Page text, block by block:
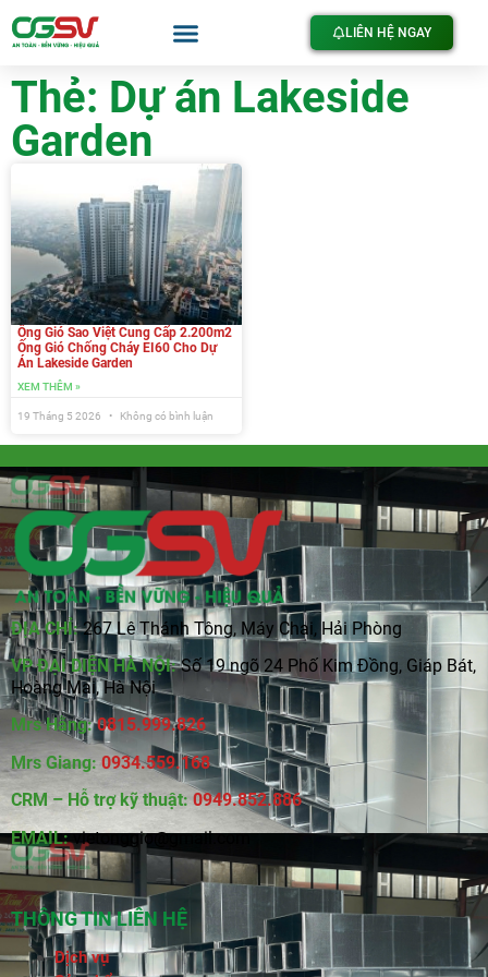
LIÊN HỆ NGAY
Thẻ: Dự án Lakeside
Garden
Ống Gió Sao Việt Cung Cấp 2.200m2
Ống Gió Chống Cháy EI60 Cho Dự
Án Lakeside Garden
XEM THÊM »
19 Tháng 5 2026 Không có bình luận
ĐỊA CHỈ: 267 Lê Thánh Tông, Máy Chai, Hải Phòng
VP ĐẠI DIỆN HÀ NỘI:Số 19 ngõ 24 Phố Kim Đồng, Giáp Bát,
Hoàng Mai, Hà Nội
Mrs Hằng: 0815.999.826
Mrs Giang: 0934.559.168
CRM – Hỗ trợ kỹ thuật: 0949.852.886
EMAIL: vietonggio@gmail.com
THÔNG TIN LIÊN HỆ
Dịch vụ